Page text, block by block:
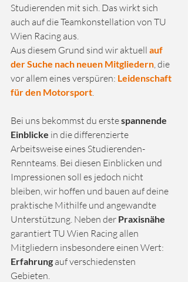
Studierenden mit sich. Das wirkt sich
auch auf die Teamkonstellation von TU
Wien Racing aus.
Aus diesem Grund sind wir aktuell auf
der Suche nach neuen Mitgliedern, die
vor allem eines verspüren: Leidenschaft
für den Motorsport.
Bei uns bekommst du erste spannende
Einblicke in die differenzierte
Arbeitsweise eines Studierenden-
Rennteams. Bei diesen Einblicken und
Impressionen soll es jedoch nicht
bleiben, wir hoffen und bauen auf deine
praktische Mithilfe und angewandte
Unterstützung. Neben der Praxisnähe
garantiert TU Wien Racing allen
Mitgliedern insbesondere einen Wert:
Erfahrung auf verschiedensten
Gebieten.